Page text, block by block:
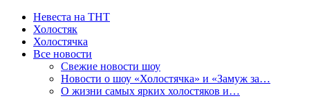
Невеста на ТНТ
Холостяк
Холостячка
Все новости
Свежие новости шоу
Новости о шоу «Холостячка» и «Замуж за…
О жизни самых ярких холостяков и…